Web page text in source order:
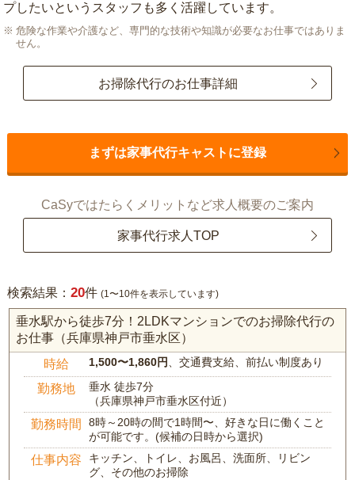
プしたいというスタッフも多く活躍しています。
危険な作業や介護など、専門的な技術や知識が必要なお仕事ではありま
せん。
お掃除代行のお仕事詳細
まずは家事代行キャストに登録
CaSyではたらくメリットなど求人概要のご案内
家事代行求人TOP
検索結果： 20件 (1〜10件を表示しています)
垂水駅から徒歩7分！2LDKマンションでのお掃除代行の
お仕事（兵庫県神戸市垂水区）
時給 1,500〜1,860円、交通費支給、前払い制度あり
勤務地
垂水 徒歩7分
（兵庫県神戸市垂水区付近）
勤務時間
8時～20時の間で1時間〜、好きな日に働くこと
が可能です。(候補の日時から選択)
仕事内容
キッチン、トイレ、お風呂、洗面所、リビン
グ、その他のお掃除